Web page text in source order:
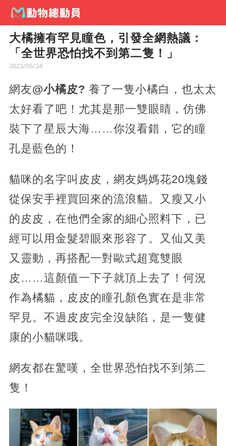
大橘擁有罕見瞳色，引發全網熱議：
「全世界恐怕找不到第二隻！」
2023/05/24
網友@小橘皮? 養了一隻小橘白，也太太
太好看了吧！尤其是那一雙眼睛，仿佛
裝下了星辰大海……你沒看錯，它的瞳
孔是藍色的！
貓咪的名字叫皮皮，網友媽媽花20塊錢
從保安手裡買回來的流浪貓。又瘦又小
的皮皮，在他們全家的細心照料下，已
經可以用金髮碧眼來形容了。又仙又美
又靈動，再搭配一對歐式超寬雙眼
皮……這顏值一下子就頂上去了！何況
作為橘貓，皮皮的瞳孔顏色實在是非常
罕見。不過皮皮完全沒缺陷，是一隻健
康的小貓咪哦。
網友都在驚嘆，全世界恐怕找不到第二
隻！